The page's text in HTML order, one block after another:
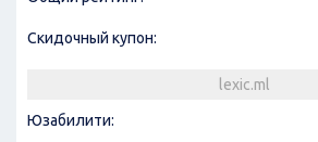
Скидочный купон:
lexic.ml
Юзабилити: